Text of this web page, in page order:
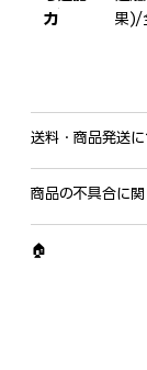
力
果)/
送料・商品発送に
商品の不具合に関
🏠